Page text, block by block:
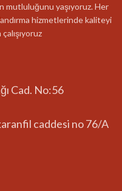
mutluluğunu yaşıyoruz. Her
hizmetlerinde kaliteyi
Cad. No:56
caddesi no 76/A